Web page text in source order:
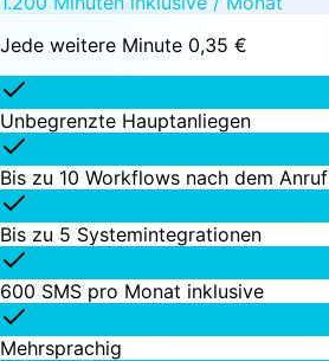
Jede weitere Minute 0,35 €
Unbegrenzte Hauptanliegen
Bis zu 10 Workflows nach dem Anruf
Bis zu 5 Systemintegrationen
600 SMS pro Monat inklusive
Mehrsprachig